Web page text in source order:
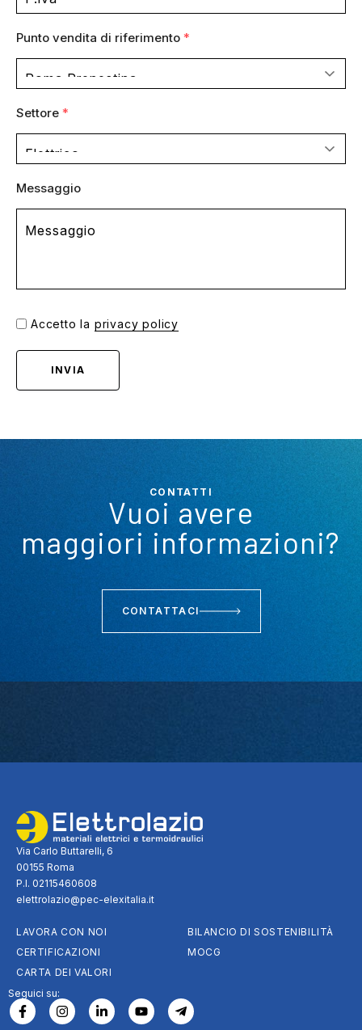
Punto vendita di riferimento *
Settore *
Messaggio
Accetto la privacy policy
INVIA
CONTATTI
Vuoi avere
maggiori informazioni?
CONTATTACI
Via Carlo Buttarelli, 6
00155 Roma
P.I. 02115460608
elettrolazio@pec-elexitalia.it
LAVORA CON NOI
CERTIFICAZIONI
CARTA DEI VALORI
BILANCIO DI SOSTENIBILITÀ
MOCG
Seguici su: